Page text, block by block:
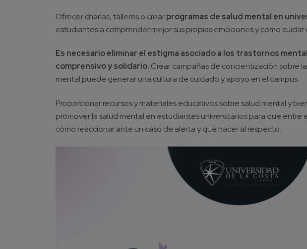
Ofrecer charlas, talleres o crearprogramas de salud mental en
estudiantes a comprender mejor sus propias emociones y cómo cuidar
Es necesario eliminar el estigma asociado a los trastornos
comprensivo y solidario. Crear campañas de concientización sobre
mental puede generar una cultura de cuidado y apoyo en el campus.
Proporcionar recursos y materiales educativos sobre salud mental y
promover la salud mental en estudiantes universitarios para que entre
cómo reaccionar ante un caso de alerta y que hacer al respecto.